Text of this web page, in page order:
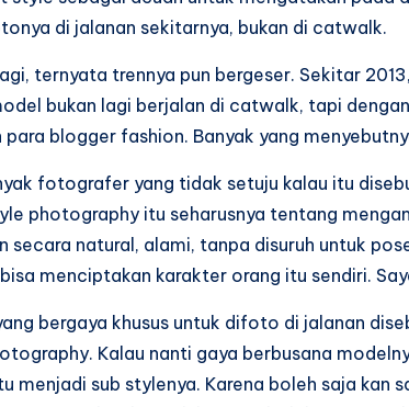
di jalanan sekitarnya, bukan di catwalk.
ternyata trennya pun bergeser. Sekitar
bukan lagi berjalan di catwalk, tapi
blogger fashion. Banyak yang
fotografer yang tidak setuju kalau itu
photography itu seharusnya tentang
secara natural, alami, tanpa disuruh untuk
menciptakan karakter orang itu sendiri.
bergaya khusus untuk difoto di jalanan
Kalau nanti gaya berbusana
menjadi sub stylenya. Karena boleh saja kan